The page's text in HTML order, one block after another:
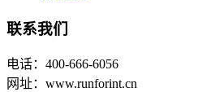
联系我们
电话：400-666-6056
网址：www.runforint.cn